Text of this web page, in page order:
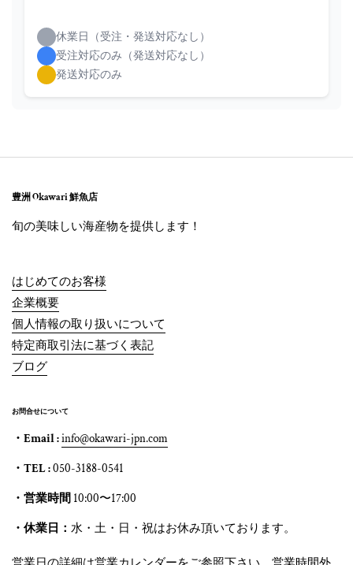
休業日（受注・発送対応なし）
受注対応のみ（発送対応なし）
発送対応のみ
豊洲 Okawari 鮮魚店
旬の美味しい海産物を提供します！
はじめてのお客様
企業概要
個人情報の取り扱いについて
特定商取引法に基づく表記
ブログ
お問合せについて
・Email :info@okawari-jpn.com
・TEL :050-3188-0541
・営業時間 10:00〜17:00
・休業日： 水・土・日・祝はお休み頂いております。